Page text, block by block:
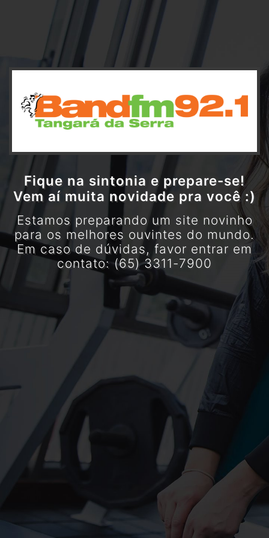
Fique na sintonia e prepare-se!
Vem aí muita novidade pra você :)
Estamos preparando um site novinho
para os melhores ouvintes do mundo.
Em caso de dúvidas, favor entrar em
contato: (65) 3311-7900